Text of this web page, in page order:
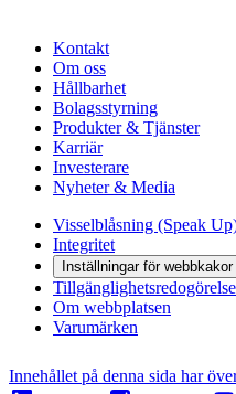
Kontakt
Om oss
Hållbarhet
Bolagsstyrning
Produkter & Tjänster
Karriär
Investerare
Nyheter & Media
Visselblåsning (Speak
Integritet
Inställningar för webbkakor
Tillgänglighetsredogörelse
Om webbplatsen
Varumärken
Innehållet på denna sida har